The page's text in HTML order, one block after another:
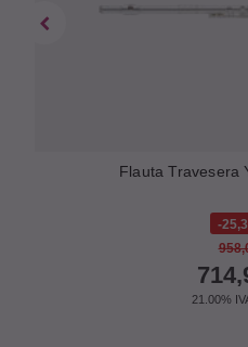
Flauta Travesera
21.00%